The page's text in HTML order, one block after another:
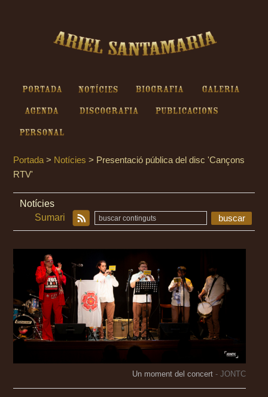
Portada Notícies Biografia Galeria
Agenda Discografia Publicacions
Personal
Portada > Notícies > Presentació pública del disc 'Cançons
RTV'
Notícies
Sumari
buscar
Un moment del concert - JONTC